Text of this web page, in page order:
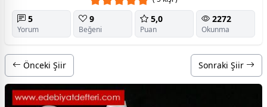
5
Yorum
9
Beğeni
5,0
Puan
2272
Okunma
Önceki Şiir Sonraki Şiir